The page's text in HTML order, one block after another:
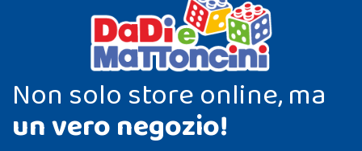
Non solo store online, ma
un vero negozio!